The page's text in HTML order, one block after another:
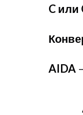
C или
AIDA